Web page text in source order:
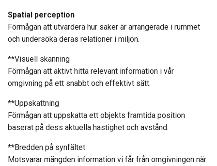
Spatial perception
Förmågan att utvärdera hur saker är arrangerade i rummet
och undersöka deras relationer i miljön.
**Visuell skanning
Förmågan att aktivt hitta relevant information i vår
omgivning på ett snabbt och effektivt sätt.
**Uppskattning
Förmågan att uppskatta ett objekts framtida position
baserat på dess aktuella hastighet och avstånd.
**Bredden på synfältet
Motsvarar mängden information vi får från omgivningen när